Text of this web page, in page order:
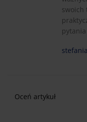
swoich
Oceń artykuł